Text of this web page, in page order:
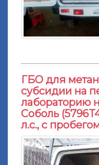
ГБО для
субсидии на
лабораторию
Соболь
л.с., с